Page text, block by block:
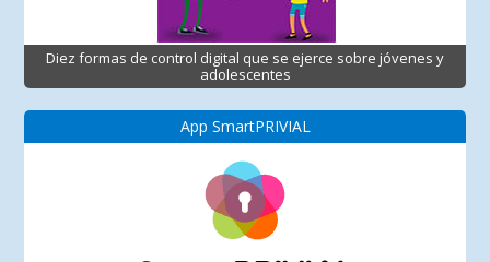
Diez formas de control digital que se ejerce sobre jóvenes y
adolescentes
App SmartPRIVIAL